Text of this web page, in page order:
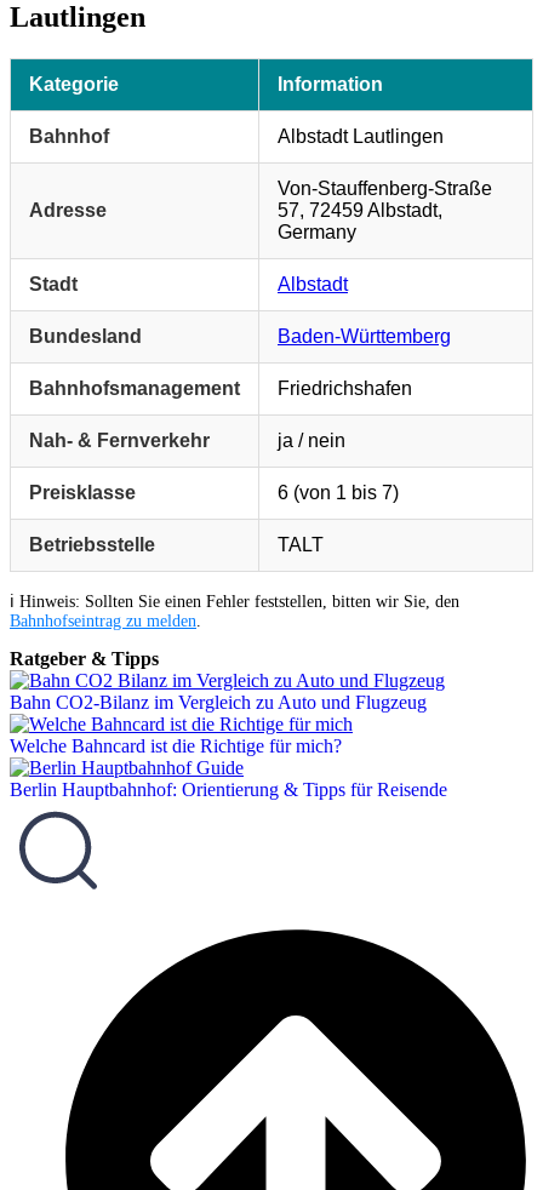
Lautlingen
Kategorie Information
Bahnhof Albstadt Lautlingen
Adresse
Von-Stauffenberg-Straße
57, 72459 Albstadt,
Germany
Stadt Albstadt
Bundesland Baden-Württemberg
Bahnhofsmanagement Friedrichshafen
Nah- & Fernverkehr ja / nein
Preisklasse 6 (von 1 bis 7)
Betriebsstelle TALT
ℹ️ Hinweis: Sollten Sie einen Fehler feststellen, bitten wir Sie, den
Bahnhofseintrag zu melden
Ratgeber & Tipps
Bahn CO2-Bilanz im Vergleich zu Auto und Flugzeug
Welche Bahncard ist die Richtige für mich?
Berlin Hauptbahnhof: Orientierung & Tipps für Reisende